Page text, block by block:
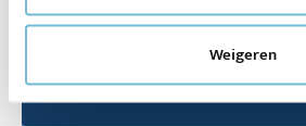
Weigeren
Meld je aan voor